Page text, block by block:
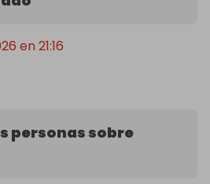
en 21:16
personas sobre